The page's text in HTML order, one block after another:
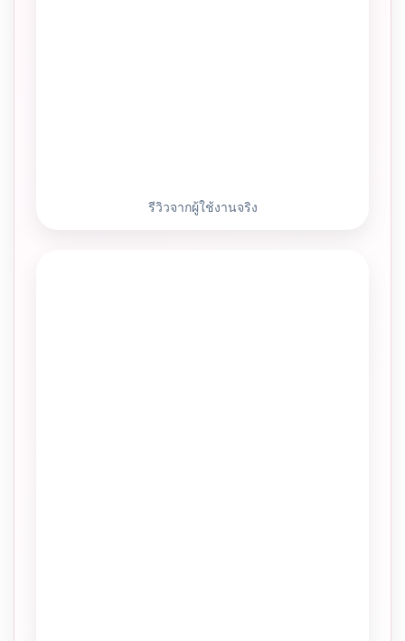
รีวิวจากผู้ใช้งานจริง